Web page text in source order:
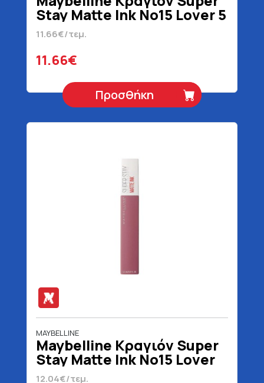
Stay Matte Ink No15 Lover 5
ml
11.66€/τεμ.
11.66€
Προσθήκη
MAYBELLINE
Maybelline Κραγιόν Super
Stay Matte Ink No15 Lover
Blister 5 ml
12.04€/τεμ.